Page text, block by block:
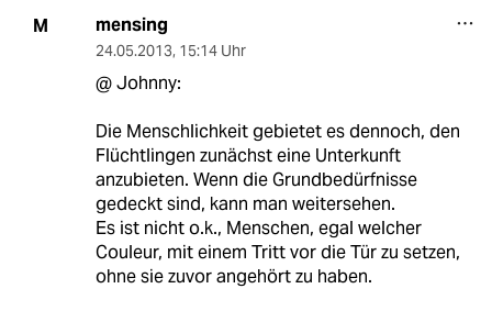
M mensing
24.05.2013, 15:14 Uhr
@ Johnny:
Die Menschlichkeit gebietet es dennoch, den
Flüchtlingen zunächst eine Unterkunft
anzubieten. Wenn die Grundbedürfnisse
gedeckt sind, kann man weitersehen.
Es ist nicht o.k., Menschen, egal welcher
Couleur, mit einem Tritt vor die Tür zu setzen,
ohne sie zuvor angehört zu haben.